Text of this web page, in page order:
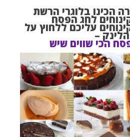
הכינו בלוגרי הרשת
לחג הפסח
עליכם ללחוץ על
הלינק –
הכי שווים שיש